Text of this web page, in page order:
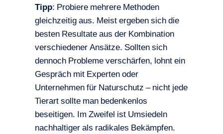
Tipp: Probiere mehrere Methoden
gleichzeitig aus. Meist ergeben sich die
besten Resultate aus der Kombination
verschiedener Ansätze. Sollten sich
dennoch Probleme verschärfen, lohnt ein
Gespräch mit Experten oder
Unternehmen für Naturschutz – nicht jede
Tierart sollte man bedenkenlos
beseitigen. Im Zweifel ist Umsiedeln
nachhaltiger als radikales Bekämpfen.